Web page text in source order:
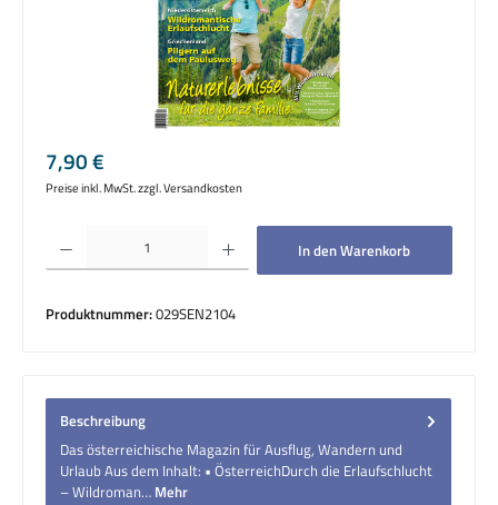
Regulärer Preis:
7,90 €
Preise inkl. MwSt. zzgl. Versandkosten
Produkt Anzahl: Gib den gewünschten Wert ein oder benutze die Schaltflächen um
In den Warenkorb
Produktnummer:029SEN2104
Beschreibung
Das österreichische Magazin für Ausflug, Wandern und
Urlaub Aus dem Inhalt: • ÖsterreichDurch die Erlaufschlucht
– Wildroman… Mehr